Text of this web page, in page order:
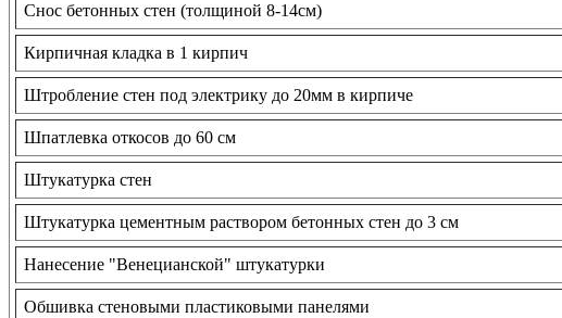
Снос бетонных стен (толщиной 8-14см)
Кирпичная кладка в 1 кирпич
Штробление стен под электрику до 20мм в кирпиче
Шпатлевка откосов до 60 см
Штукатурка стен
Штукатурка цементным раствором бетонных стен до 3 см
Нанесение "Венецианской" штукатурки
Обшивка стеновыми пластиковыми панелями